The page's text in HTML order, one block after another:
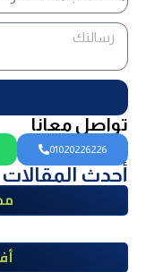
تواصل معانا
01020226226
أحدث المقالات